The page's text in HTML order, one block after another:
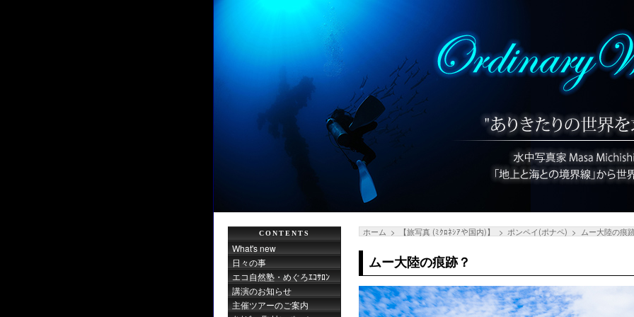
ホーム 【旅写真 (ﾐｸﾛﾈｼｱや国内)】 ポンペイ(ポナペ) ムー大陸の痕
ムー大陸の痕跡？
CONTENTS
What's new
日々の事
エコ自然塾・めぐろｴｺｻﾛﾝ
講演のお知らせ
主催ツアーのご案内